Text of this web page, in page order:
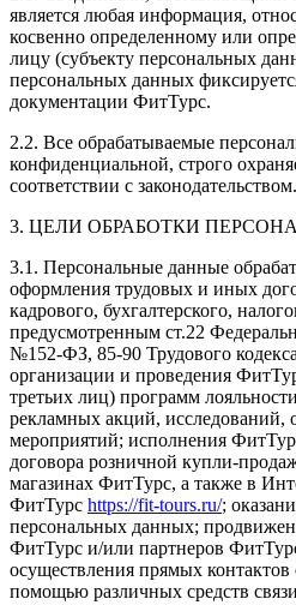
является любая информация,
косвенно определенному или
лицу (субъекту персональных
персональных данных
документации ФитТурс.
2.2. Все обрабатываемые
конфиденциальной, строго
соответствии с законодательством.
3. ЦЕЛИ ОБРАБОТКИ
3.1. Персональные данные
оформления трудовых и иных
кадрового, бухгалтерского,
предусмотренным ст.22
№152-ФЗ, 85-90 Трудового
организации и проведения
третьих лиц) программ
рекламных акций, исследований,
мероприятий; исполнения
договора розничной купли-
магазинах ФитТурс, а также в
ФитТурс https://fit-tours.ru/;
персональных данных;
ФитТурс и/или партнеров
осуществления прямых
помощью различных средств